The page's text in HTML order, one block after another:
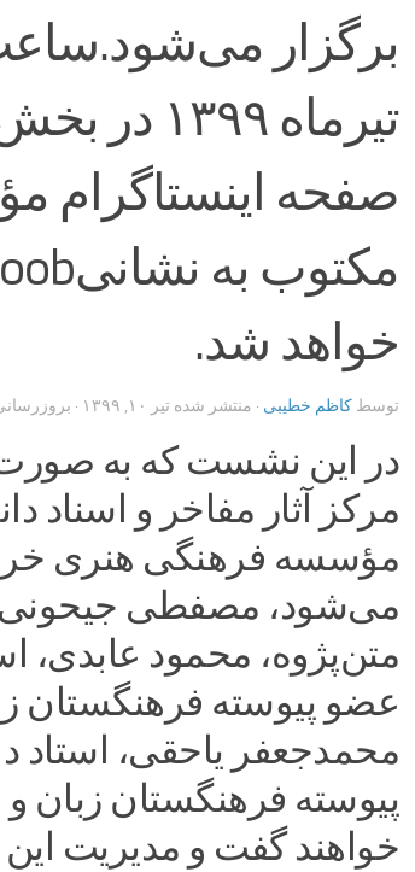
تیرماه
صفحه اینستاگرام
خواهد شد.
توسط کاظم خطیبی · منتشر شده تیر ۱۰, ۱۳۹۹ ·
در این نشست که به
مرکز آثار مفاخر و
مؤسسه فرهنگی هنری
می‌شود، مصفطی
متن‌پژوه، محمود عابدی،
عضو پیوسته فرهنگستان
محمدجعفر یاحقی،
پیوسته فرهنگستان
خواهند گفت و مدیریت